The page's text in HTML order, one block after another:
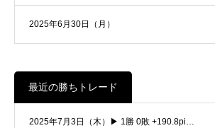
2025年6月30日（月）
最近の勝ちトレード
2025年7月3日（木）▶ 1勝 0敗 +190.8pi…